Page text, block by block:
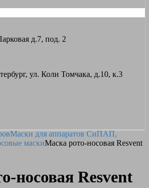
д.7, под. 2
ул. Коли Томчака, д.10, к.3
Маски для аппаратов СиПАП,
маскиМаска рото-носовая Resvent
носовая Resvent